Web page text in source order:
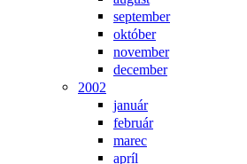
september
október
november
december
2002
január
február
marec
apríl